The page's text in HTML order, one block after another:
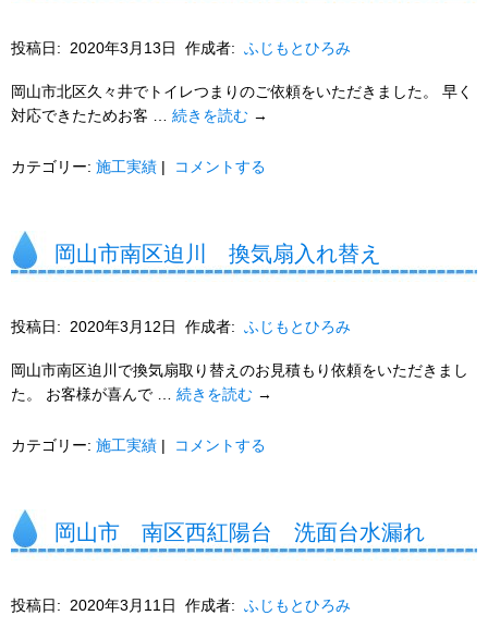
投稿日: 2020年3月13日 作成者: ふじもとひろみ
岡山市北区久々井でトイレつまりのご依頼をいただきました。 早く
対応できたためお客 … 続きを読む →
カテゴリー: 施工実績 | コメントする
岡山市南区迫川 換気扇入れ替え
投稿日: 2020年3月12日 作成者: ふじもとひろみ
岡山市南区迫川で換気扇取り替えのお見積もり依頼をいただきまし
た。 お客様が喜んで … 続きを読む →
カテゴリー: 施工実績 | コメントする
岡山市 南区西紅陽台 洗面台水漏れ
投稿日: 2020年3月11日 作成者: ふじもとひろみ